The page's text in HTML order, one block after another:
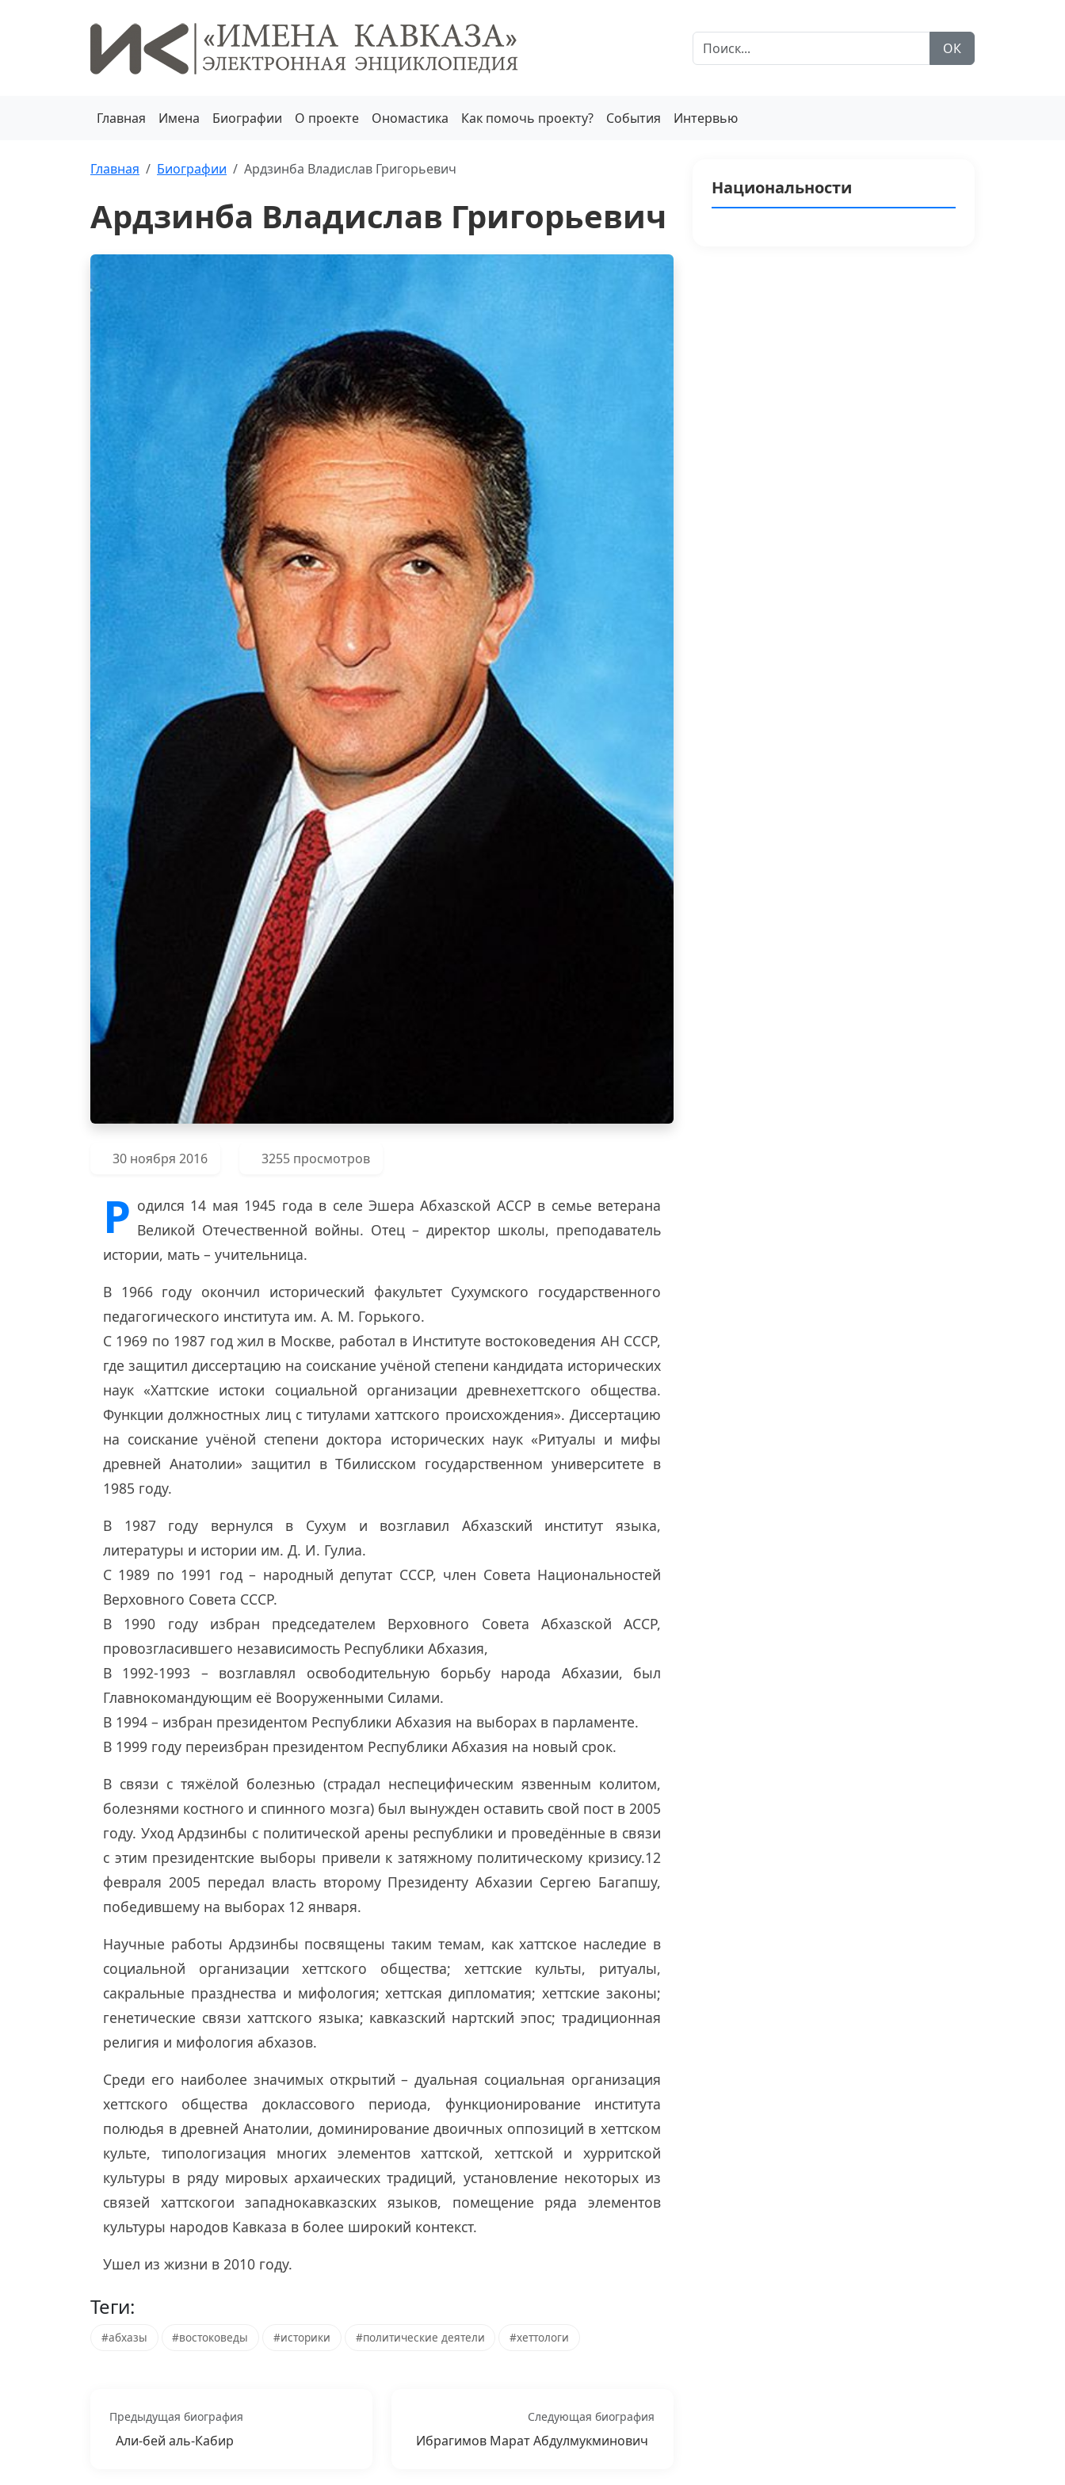
ОК
Главная Имена Биографии О проекте Ономастика Как помочь проекту? События Интервью
Главная Биографии Ардзинба Владислав Григорьевич
Ардзинба Владислав Григорьевич
30 ноября 2016 3255 просмотров
Р одился 14 мая 1945 года в селе Эшера Абхазской АССР в семье ветерана
Великой Отечественной войны. Отец – директор школы, преподаватель
истории, мать – учительница.
В 1966 году окончил исторический факультет Сухумского государственного
педагогического института им. А. М. Горького.
С 1969 по 1987 год жил в Москве, работал в Институте востоковедения АН СССР,
где защитил диссертацию на соискание учёной степени кандидата исторических
наук «Хаттские истоки социальной организации древнехеттского общества.
Функции должностных лиц с титулами хаттского происхождения». Диссертацию
на соискание учёной степени доктора исторических наук «Ритуалы и мифы
древней Анатолии» защитил в Тбилисском государственном университете в
1985 году.
В 1987 году вернулся в Сухум и возглавил Абхазский институт языка,
литературы и истории им. Д. И. Гулиа.
С 1989 по 1991 год – народный депутат СССР, член Совета Национальностей
Верховного Совета СССР.
В 1990 году избран председателем Верховного Совета Абхазской АССР,
провозгласившего независимость Республики Абхазия,
В 1992-1993 – возглавлял освободительную борьбу народа Абхазии, был
Главнокомандующим её Вооруженными Силами.
В 1994 – избран президентом Республики Абхазия на выборах в парламенте.
В 1999 году переизбран президентом Республики Абхазия на новый срок.
В связи с тяжёлой болезнью (страдал неспецифическим язвенным колитом,
болезнями костного и спинного мозга) был вынужден оставить свой пост в 2005
году. Уход Ардзинбы с политической арены республики и проведённые в связи
с этим президентские выборы привели к затяжному политическому кризису.12
февраля 2005 передал власть второму Президенту Абхазии Сергею Багапшу,
победившему на выборах 12 января.
Научные работы Ардзинбы посвящены таким темам, как хаттское наследие в
социальной организации хеттского общества; хеттские культы, ритуалы,
сакральные празднества и мифология; хеттская дипломатия; хеттские законы;
генетические связи хаттского языка; кавказский нартский эпос; традиционная
религия и мифология абхазов.
Среди его наиболее значимых открытий – дуальная социальная организация
хеттского общества доклассового периода, функционирование института
полюдья в древней Анатолии, доминирование двоичных оппозиций в хеттском
культе, типологизация многих элементов хаттской, хеттской и хурритской
культуры в ряду мировых архаических традиций, установление некоторых из
связей хаттскогои западнокавказских языков, помещение ряда элементов
культуры народов Кавказа в более широкий контекст.
Ушел из жизни в 2010 году.
Теги:
#абхазы #востоковеды #историки #политические деятели #хеттологи
Предыдущая биография
Али-бей аль-Кабир
Следующая биография
Ибрагимов Марат Абдулмукминович
Национальности